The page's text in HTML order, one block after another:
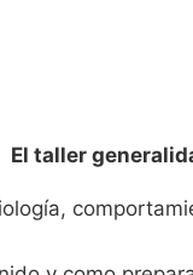
El taller